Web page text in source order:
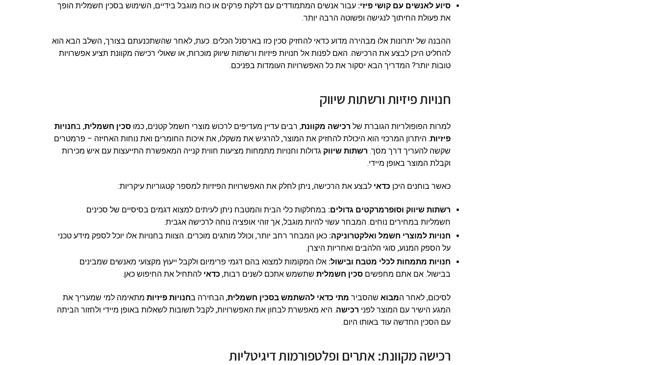
סיוע לאנשים עם קושי פיזי: עבור אנשים המתמודדים עם דלקת פרקים או כוח מוגבל בידיים, השימוש בסכין חשמלית הופך
את פעולת החיתוך לנגישה ופשוטה הרבה יותר.
ההבנה של יתרונות אלו מבהירה מדוע כדאי להחזיק סכין כזו בארסנל הכלים. כעת, לאחר שהשתכנעתם בצורך, השלב הבא הוא
להחליט היכן לבצע את הרכישה. האם לפנות אל חנויות פיזיות ורשתות שיווק מוכרות, או שאולי רכישה מקוונת תציע אפשרויות
טובות יותר? המדריך הבא יסקור את כל האפשרויות העומדות בפניכם.
חנויות פיזיות ורשתות שיווק
למרות הפופולריות הגוברת של רכישה מקוונת, רבים עדיין מעדיפים לרכוש מוצרי חשמל קטנים, כמו סכין חשמלית, בחנויות
פיזיות. היתרון המרכזי הוא היכולת להחזיק את המוצר, להרגיש את משקלו, את איכות החומרים ואת נוחות האחיזה – פרמטרים
שקשה להעריך דרך מסך. רשתות שיווק גדולות וחנויות מתמחות מציעות חווית קנייה המאפשרת התייעצות עם איש מכירות
וקבלת המוצר באופן מיידי.
כאשר בוחנים היכן כדאי לבצע את הרכישה, ניתן לחלק את האפשרויות הפיזיות למספר קטגוריות עיקריות:
רשתות שיווק וסופרמרקטים גדולים: במחלקות כלי הבית והמטבח ניתן לעיתים למצוא דגמים בסיסיים של סכינים
חשמליות במחירים נוחים. המבחר עשוי להיות מוגבל, אך זוהי אופציה נוחה לרכישה אגבית.
חנויות למוצרי חשמל ואלקטרוניקה: כאן המבחר רחב יותר, וכולל מותגים מוכרים. הצוות בחנויות אלו יוכל לספק מידע טכני
על הספק המנוע, סוגי הלהבים ואחריות היצרן.
חנויות מתמחות לכלי מטבח ובישול: אלו המקומות למצוא בהם דגמי פרימיום ולקבל ייעוץ מקצועי מאנשים שמבינים
בבישול. אם אתם מחפשים סכין חשמליתשתשמש אתכם לשנים רבות, כדאי להתחיל את החיפוש כאן.
לסיכום, לאחר המבואשהסביר מתי כדאי להשתמש בסכין חשמלית, הבחירה בחנויות פיזיותמתאימה למי שמעריך את
המגע הישיר עם המוצר לפני רכישה. היא מאפשרת לבחון את האפשרויות, לקבל תשובות לשאלות באופן מיידי ולחזור הביתה
עם הסכין החדשה עוד באותו היום.
רכישה מקוונת: אתרים ופלטפורמות דיגיטליות